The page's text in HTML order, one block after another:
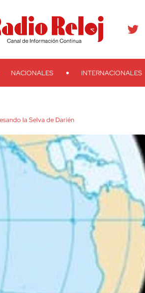
Ivoox RSS Search
NACIONALES INTERNACIONALES
la Selva de Darién